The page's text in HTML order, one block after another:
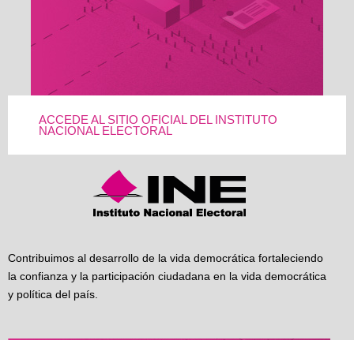
ACCEDE AL SITIO OFICIAL DEL INSTITUTO
NACIONAL ELECTORAL
Contribuimos al desarrollo de la vida democrática fortaleciendo
la confianza y la participación ciudadana en la vida democrática
y política del país.